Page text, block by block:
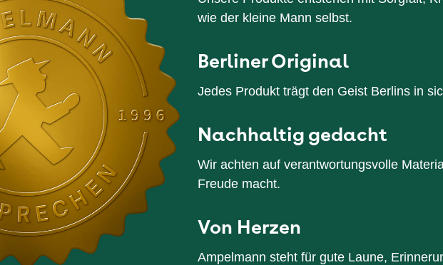
wie der kleine Mann selbst.
Berliner Original
Jedes Produkt trägt den Geist Berlins in
Nachhaltig gedacht
Wir achten auf verantwortungsvolle
Freude macht.
Von Herzen
Ampelmann steht für gute Laune,